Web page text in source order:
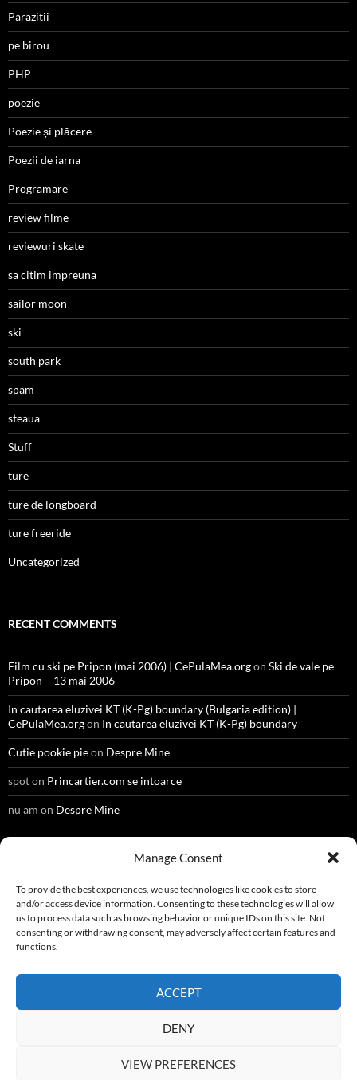
Manage Consent
To provide the best experiences, we use technologies like cookies to store
and/or access device information. Consenting to these technologies will allow
us to process data such as browsing behavior or unique IDs on this site. Not
consenting or withdrawing consent, may adversely affect certain features and
functions.
ACCEPT
DENY
VIEW PREFERENCES
Parazitii
pe birou
PHP
poezie
Poezie și plăcere
Poezii de iarna
Programare
review filme
reviewuri skate
sa citim impreuna
sailor moon
ski
south park
spam
steaua
Stuff
ture
ture de longboard
ture freeride
Uncategorized
RECENT COMMENTS
Film cu ski pe Pripon (mai 2006) | CePulaMea.orgon Ski de vale pe
Pripon – 13 mai 2006
In cautarea eluzivei KT (K-Pg) boundary (Bulgaria edition) |
CePulaMea.orgon In cautarea eluzivei KT (K-Pg) boundary
Cutie pookie pieon Despre Mine
spoton Princartier.com se intoarce
nu am on Despre Mine
Register
Log in
Entries feed